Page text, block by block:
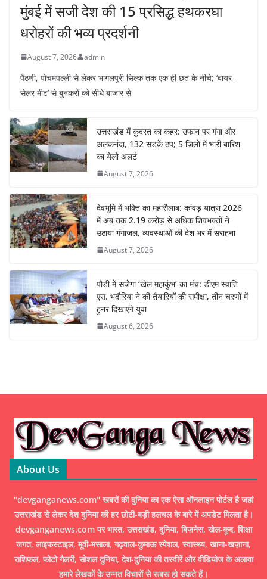
मुंबई में सजी देश की 15 प्रसिद्ध हथकरघा
धरोहरों की भव्य प्रदर्शनी
August 7, 2026 admin
पैठणी, पोचमपल्ली से लेकर भागलपुरी सिल्क तक एक ही छत के नीचे; ‘बायर-
सेलर मीट’ से बुनकरों को सीधे बाजार से
उत्तराखंड में कुदरत का कहर: उफान पर गंगा और
अलकनंदा, 132 सड़कें ठप; 5 जिलों में भारी बारिश
का येलो अलर्ट
August 7, 2026
देवभूमि में भक्ति का महासैलाब: कांवड़ यात्रा 2026
में अब तक 2.19 करोड़ से अधिक शिवभक्तों ने
उठाया गंगाजल, व्यवस्थाओं की देश भर में सराहना
August 7, 2026
पौड़ी में सजेगा ‘खेल महाकुंभ’ का मंच: डीएम स्वाति
एस. भदौरिया ने की तैयारियों की समीक्षा, तीन चरणों में
हुनर दिखाएंगे युवा
August 6, 2026
About Us
"devganganews.com" खबरों की दुनिया का एक ऐसा ऑनलाइन पोर्टल है जहां
उत्तराखंड से लेकर देश दुनिया की हर छोटी-बड़ी हलचल के बारे में अपडेट मिलता है।
devganganews.com पर भारत, उत्तराखंड, दुनिया, बिज़नेस, खेल-कूद, शिक्षा
जगत, लाइफस्टाइल, मूवी-मसाला, गढ़वाल-कुमाऊ स्पेशल, स्वास्थ्य, खाना-खज़ाना,
राशिफल, फोटो गैलरी, सोशल दुनिया, देश-दुनिया की तस्वीरें और वीडियोज के अलावा
हमारे लेखकों के उन्नत विचारों से रूबरू हो सकते हैं।